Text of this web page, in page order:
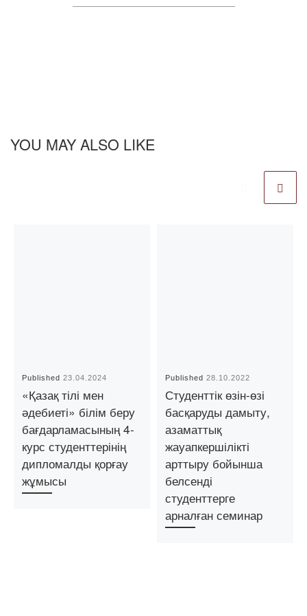
YOU MAY ALSO LIKE
Published23.04.2024
«Қазақ тілі мен
әдебиеті» білім беру
бағдарламасының 4-
курс студенттерінің
дипломалды қорғау
жұмысы
Published28.10.2022
Студенттік өзін-өзі
басқаруды дамыту,
азаматтық
жауапкершілікті
арттыру бойынша
белсенді
студенттерге
арналған семинар